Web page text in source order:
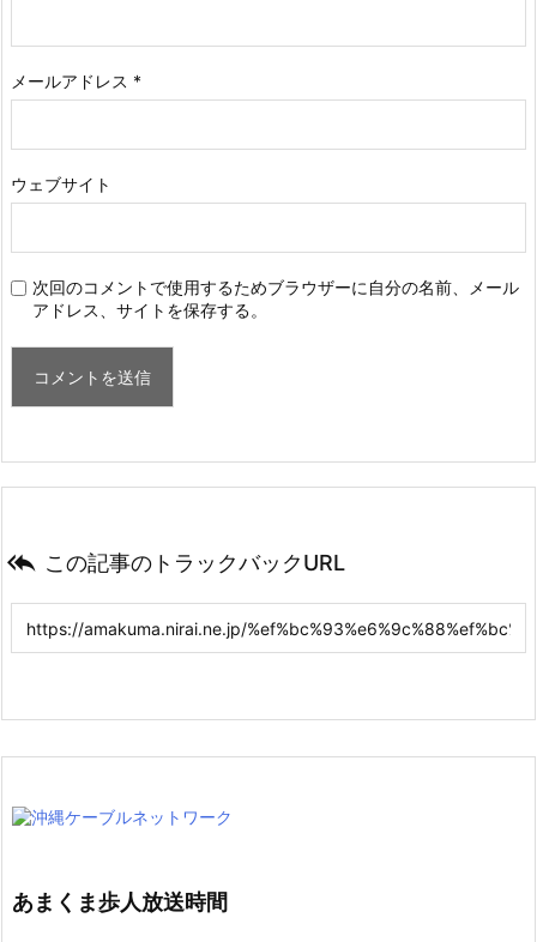
メールアドレス *
ウェブサイト
次回のコメントで使用するためブラウザーに自分の名前、メール
アドレス、サイトを保存する。
 この記事のトラックバックURL
あまくま歩人放送時間